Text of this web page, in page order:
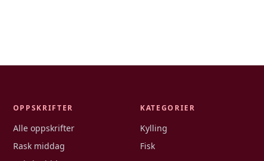
OPPSKRIFTER
Alle oppskrifter
Rask middag
KATEGORIER
Kylling
Fisk